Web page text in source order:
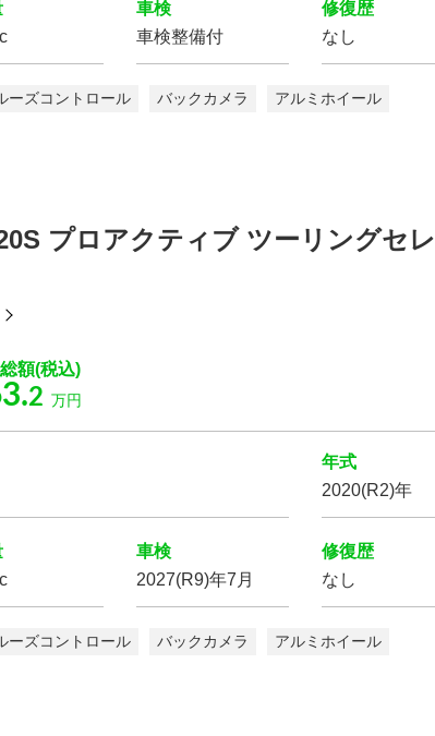
パワーウインドウ パワーステアリング
パーキング
助手席エアバッグ
サイドカメラ
電動リアゲート リフトアップ
車検
車検整備付
修復歴
なし
ーズコントロール バックカメラ アルミホイール
プロアクティブ ツーリングセレ
額(税込)
2 万円
年式
2020(R2)年
車検
2027(R9)年7月
修復歴
なし
ーズコントロール バックカメラ アルミホイール